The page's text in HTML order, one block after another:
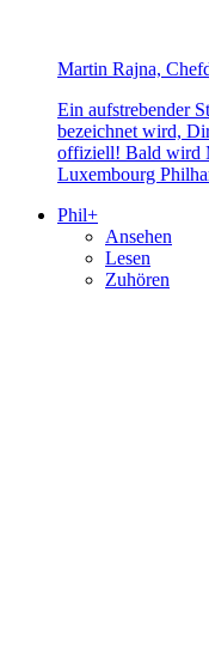
Martin Rajna,
Ein aufstrebender
bezeichnet wird,
offiziell! Bald wird
Luxembourg
Phil+
Ansehen
Lesen
Zuhören